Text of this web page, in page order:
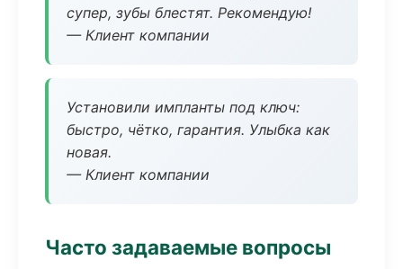
супер, зубы блестят. Рекомендую!
— Клиент компании
Установили импланты под ключ:
быстро, чётко, гарантия. Улыбка как
новая.
— Клиент компании
Часто задаваемые вопросы